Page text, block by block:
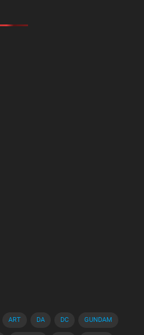
ART DA DC GUNDAM